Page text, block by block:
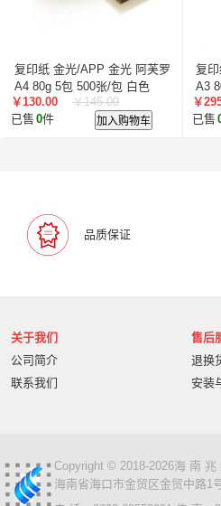
复印纸 金光/APP 金光 阿芙罗
A4 80g 5包 500张/包 白色
￥130.00
￥145.00
已售 0件 加入购物车
复
A3
￥
已售
品质保证
关于我们
公司简介
联系我们
售后
退换
安装
Copyright © 2018-2026海 南
海南省海口市金贸区金贸中路1